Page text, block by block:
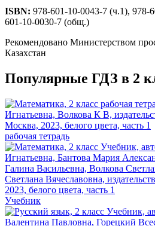
ISBN: 978-601-10-0043-7 (ч.1), 978-
601-10-0030-7 (общ.)
Рекомендовано Министерством
Казахстан
Популярные ГДЗ в 2
рабочая тетрадь
Учебник